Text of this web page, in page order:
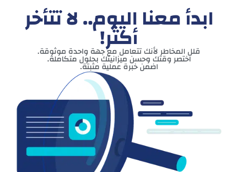
ابدأ معنا اليوم.. لا تتأخر
أكثر!
قلل المخاطر لأنك تتعامل مع جهة واحدة موثوقة.
اختصر وقتك وحسن ميزانيتك بحلول متكاملة.
اضمن خبرة عملية مثبتة.